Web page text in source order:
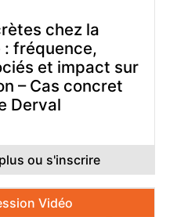
chez la
fréquence,
et impact sur
– Cas concret
Derval
ou s'inscrire
Vidéo